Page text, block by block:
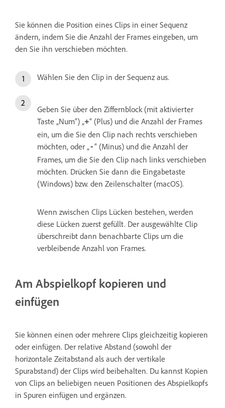
Sie können die Position eines Clips in einer Sequenz
ändern, indem Sie die Anzahl der Frames eingeben, um
den Sie ihn verschieben möchten.
Wählen Sie den Clip in der Sequenz aus.
Geben Sie über den Ziffernblock (mit aktivierter
Taste „Num“) „+“ (Plus) und die Anzahl der Frames
ein, um die Sie den Clip nach rechts verschieben
möchten, oder „-“ (Minus) und die Anzahl der
Frames, um die Sie den Clip nach links verschieben
möchten. Drücken Sie dann die Eingabetaste
(Windows) bzw. den Zeilenschalter (macOS).
Wenn zwischen Clips Lücken bestehen, werden
diese Lücken zuerst gefüllt. Der ausgewählte Clip
überschreibt dann benachbarte Clips um die
verbleibende Anzahl von Frames.
Am Abspielkopf kopieren und
einfügen
Sie können einen oder mehrere Clips gleichzeitig kopieren
oder einfügen. Der relative Abstand (sowohl der
horizontale Zeitabstand als auch der vertikale
Spurabstand) der Clips wird beibehalten. Du kannst Kopien
von Clips an beliebigen neuen Positionen des Abspielkopfs
in Spuren einfügen und ergänzen.